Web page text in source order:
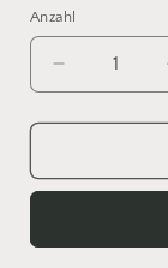
Anzahl
Anzahl
Verringere
die
Menge
Sandnes
Gynt